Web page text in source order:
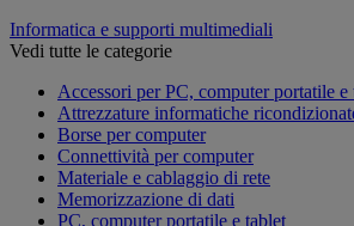
Informatica e supporti multimediali
Vedi tutte le categorie
Accessori per PC, computer portatile e
Attrezzature informatiche
Borse per computer
Connettività per computer
Materiale e cablaggio di rete
Memorizzazione di dati
PC, computer portatile e tablet